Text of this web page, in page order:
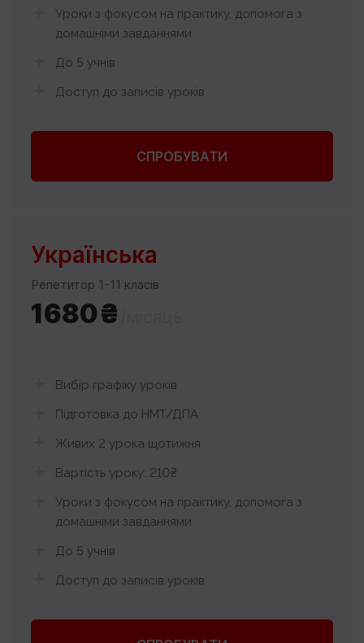
Уроки з фокусом на практику, допомога з
домашніми завданнями
До 5 учнів
Доступ до записів уроків
СПРОБУВАТИ
Українська
Репетитор 1-11 класів
1680₴
Вибір графіку уроків
Підготовка до НМТ/ДПА
Живих 2 урока щотижня
Вартість уроку: 210₴
Уроки з фокусом на практику, допомога з
домашніми завданнями
До 5 учнів
Доступ до записів уроків